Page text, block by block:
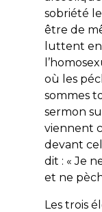
sobriété
être de
luttent
où les
sommes
sermon
viennent
devant
dit : «Je
et ne
Les trois